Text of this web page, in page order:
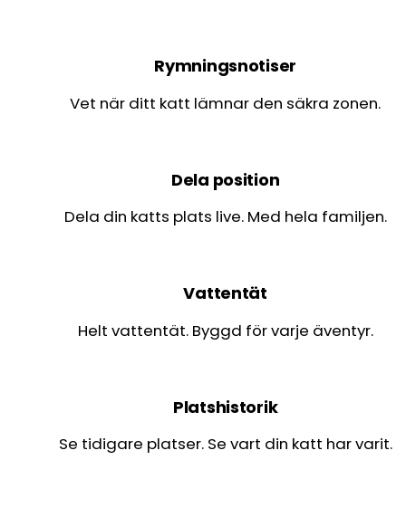
Rymningsnotiser
Vet när ditt katt lämnar den säkra zonen.
Dela position
Dela din katts plats live. Med hela familjen.
Vattentät
Helt vattentät. Byggd för varje äventyr.
Platshistorik
Se tidigare platser. Se vart din katt har varit.